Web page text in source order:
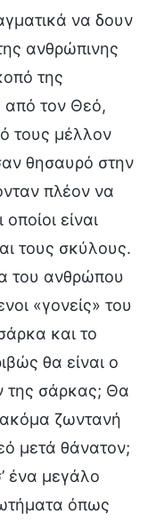
να δουν
ανθρώπινης
της
από τον Θεό,
τους μέλλον
θησαυρό στην
πλέον να
είναι
τους σκύλους.
του ανθρώπου
«γονείς» του
και το
θα είναι ο
της σάρκας; Θα
ακόμα ζωντανή
μετά θάνατον;
ένα μεγάλο
όπως